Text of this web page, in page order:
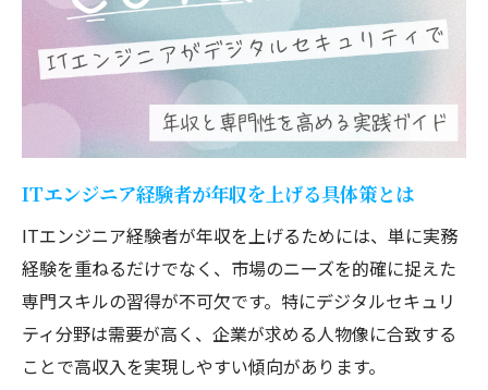
の将来像
AI時代に求められるITエンジニアの新たな
役割とは
なくなる仕事にならないための専門性強化
法
ITエンジニア経験者が語る今後の市場動向
セキュリティエンジニアが楽しいと感じる
瞬間
市場価値を高めるセキュリティスキルの磨き方
ITエンジニア経験者が伸ばすべきスキルと
は
ITエンジニア経験者が年収を上げる具体策とは
ITエンジニア経験者が年収を上げるためには、単に実務
経験を重ねるだけでなく、市場のニーズを的確に捉えた
専門スキルの習得が不可欠です。特にデジタルセキュリ
ティ分野は需要が高く、企業が求める人物像に合致する
ことで高収入を実現しやすい傾向があります。